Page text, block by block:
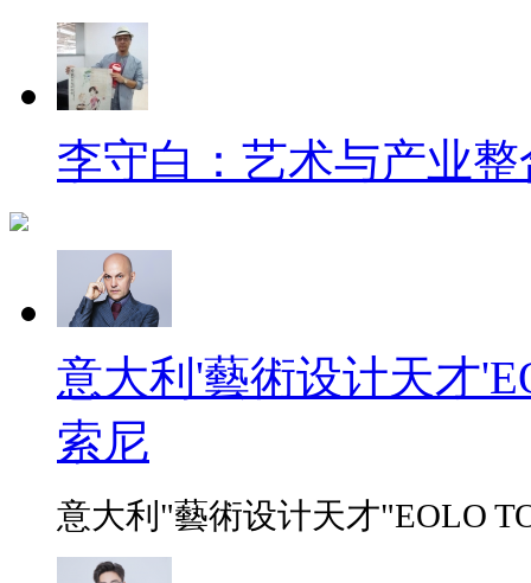
李守白：艺术与产业
意大利'藝術设计天才
索尼
意大利"藝術设计天才"EOLO